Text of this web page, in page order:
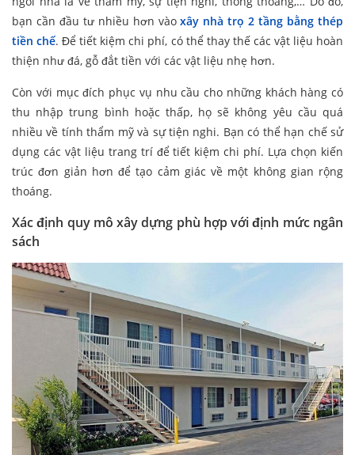
bạn cần đầu tư nhiều hơn vàoxây nhà trọ 2 tầng bằng thép
tiền chế. Để tiết kiệm chi phí, có thể thay thế các vật liệu hoàn
thiện như đá, gỗ đắt tiền với các vật liệu nhẹ hơn.
Còn với mục đích phục vụ nhu cầu cho những khách hàng có
thu nhập trung bình hoặc thấp, họ sẽ không yêu cầu quá
nhiều về tính thẩm mỹ và sự tiện nghi. Bạn có thể hạn chế sử
dụng các vật liệu trang trí để tiết kiệm chi phí. Lựa chọn kiến
trúc đơn giản hơn để tạo cảm giác về một không gian rộng
thoáng.
Xác định quy mô xây dựng phù hợp với định mức ngân
sách